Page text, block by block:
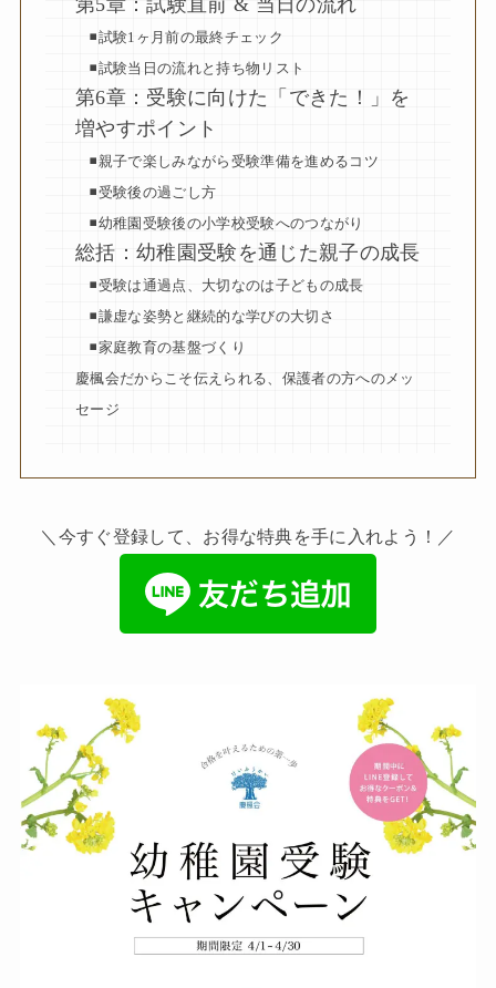
◾️試験1ヶ月前の最終チェック
◾️試験当日の流れと持ち物リスト
第6章：受験に向けた「できた！」を
増やすポイント
◾️親子で楽しみながら受験準備を進めるコツ
◾️受験後の過ごし方
◾️幼稚園受験後の小学校受験へのつながり
総括：幼稚園受験を通じた親子の成長
◾️受験は通過点、大切なのは子どもの成長
◾️謙虚な姿勢と継続的な学びの大切さ
◾️家庭教育の基盤づくり
慶楓会だからこそ伝えられる、保護者の方へのメッ
セージ
＼今すぐ登録して、お得な特典を手に入れよう！／